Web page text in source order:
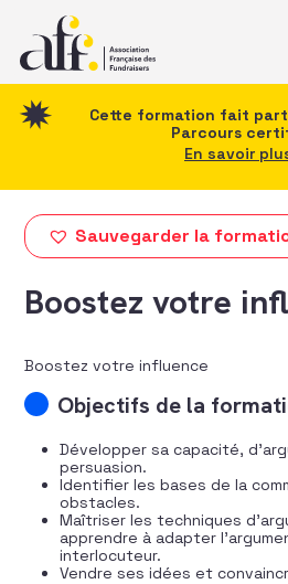
Cette formation fait
Parcours
En savoir
Sauvegarder la
Boostez votre
Boostez votre influence
Objectifs de la
Développer sa capacité,
persuasion.
Identifier les bases de la
obstacles.
Maîtriser les techniques
apprendre à adapter
interlocuteur.
Vendre ses idées et